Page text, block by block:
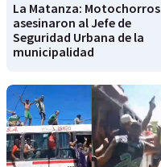
La Matanza: Motochorros
asesinaron al Jefe de
Seguridad Urbana de la
municipalidad